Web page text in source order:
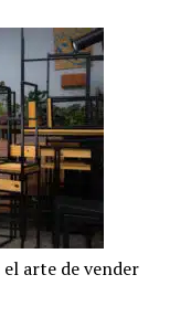
arte de vender